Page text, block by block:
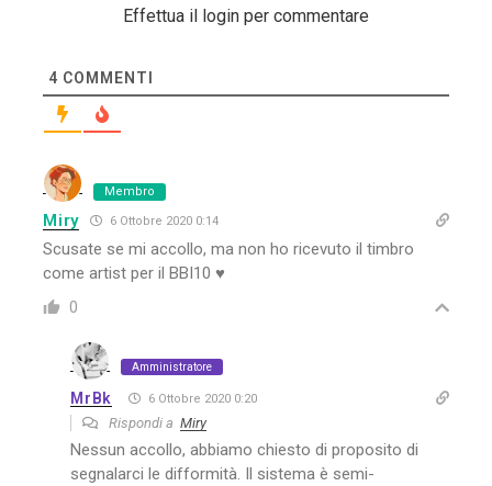
Effettua il login per commentare
4 COMMENTI
Membro
Miry 6 Ottobre 2020 0:14
Scusate se mi accollo, ma non ho ricevuto il timbro
come artist per il BBI10 ♥
0
Amministratore
MrBk 6 Ottobre 2020 0:20
Rispondi aMiry
Nessun accollo, abbiamo chiesto di proposito di
segnalarci le difformità. Il sistema è semi-